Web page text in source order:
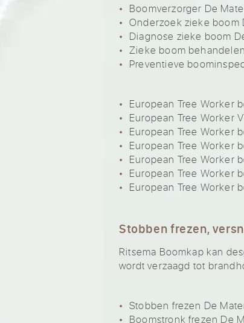
Boomverzorger De
Onderzoek zieke boom
Diagnose zieke boom
Zieke boom
Preventieve
European Tree Worker
European Tree Worker
European Tree Worker
European Tree Worker
European Tree Worker
European Tree Worker
European Tree Worker
Stobben frezen,
Ritsema Boomkap kan
wordt verzaagd tot
Stobben frezen De
Boomstronk frezen De